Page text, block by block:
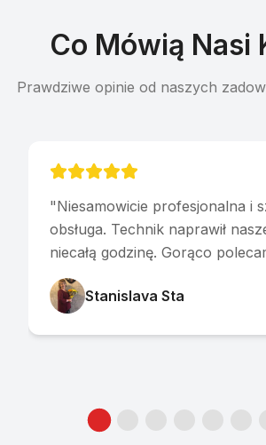
Co Mówią Nasi
Prawdziwe opinie od naszych
"Niesamowicie profesjonalna i
obsługa. Technik naprawił
niecałą godzinę. Gorąco
Stanislava Sta